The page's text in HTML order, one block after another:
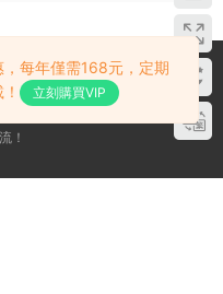
！
每年僅需168元，定期
！
立刻購買VIP